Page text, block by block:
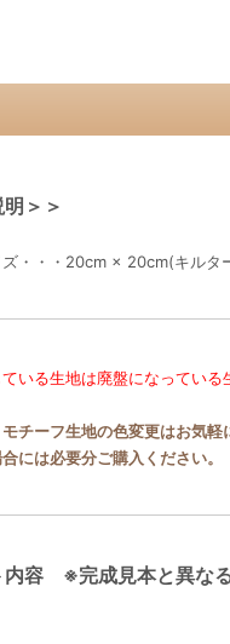
＞＞
・・・20cm × 20cm(キルタ
いる生地は廃盤になってい
チーフ生地の色変更はお気軽
には必要分ご購入ください。
内容 ※完成見本と異な